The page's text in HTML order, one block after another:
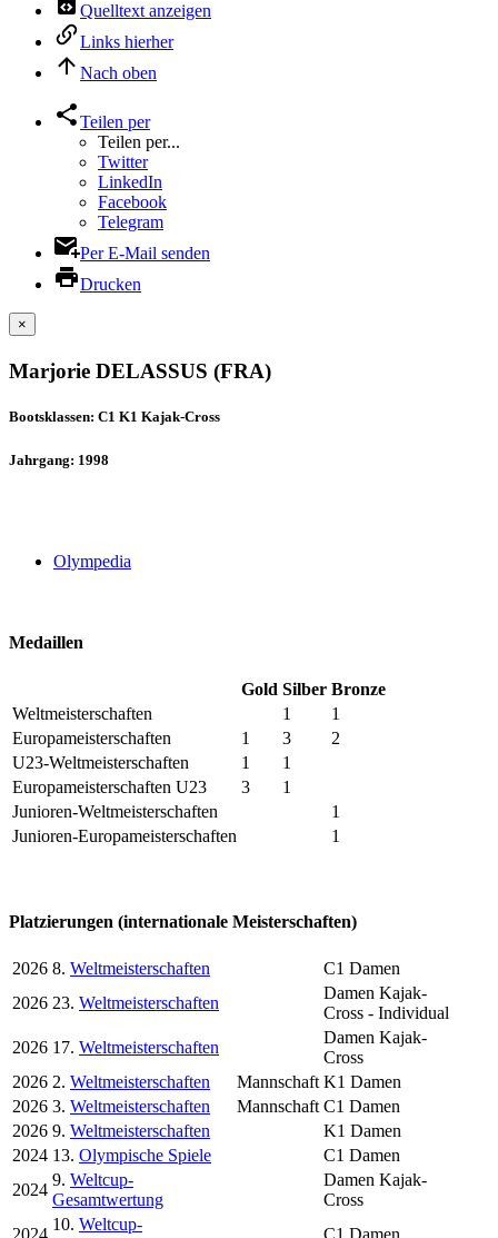
Quelltext anzeigen
Links hierher
Nach oben
Teilen per
Teilen per...
Twitter
LinkedIn
Facebook
Telegram
Per E-Mail senden
Drucken
×
Marjorie DELASSUS (FRA)
Bootsklassen: C1 K1 Kajak-Cross
Jahrgang: 1998
Olympedia
Medaillen
Gold Silber Bronze
Weltmeisterschaften
1
1
Europameisterschaften
1 3
2
U23-Weltmeisterschaften
1
1
Europameisterschaften U23
3
1
Junioren-Weltmeisterschaften
1
Junioren-Europameisterschaften
1
Platzierungen (internationale Meisterschaften)
2026 8. Weltmeisterschaften
C1 Damen
2026 23. Weltmeisterschaften
Damen Kajak-
Cross - Individual
2026 17. Weltmeisterschaften
Damen Kajak-
Cross
2026 2. Weltmeisterschaften Mannschaft K1 Damen
2026 3. Weltmeisterschaften Mannschaft C1 Damen
2026 9. Weltmeisterschaften
K1 Damen
2024 13. Olympische Spiele
C1 Damen
2024
9. Weltcup-
Gesamtwertung
Damen Kajak-
Cross
2024
10. Weltcup-
C1 Damen